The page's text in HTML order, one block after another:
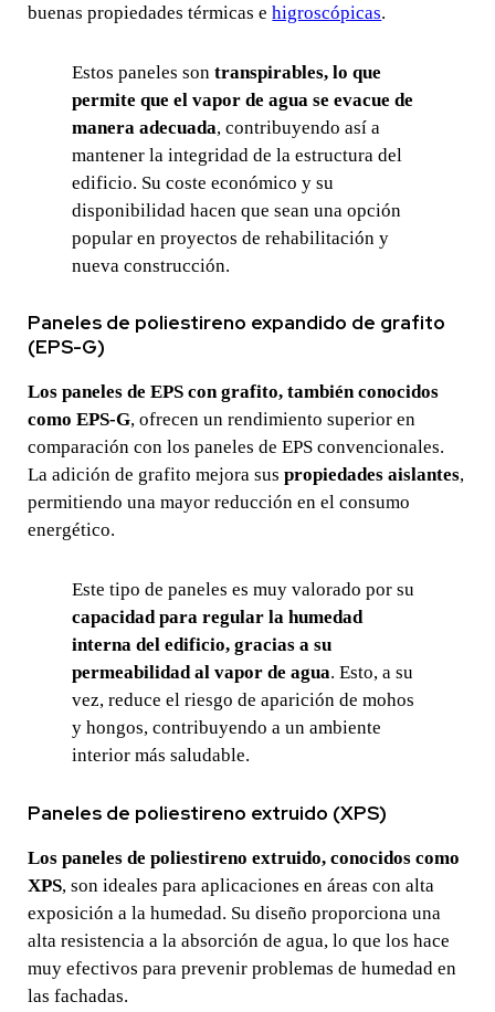
buenas propiedades térmicas ehigroscópicas.
Estos paneles sontranspirables, lo que
permite que el vapor de agua se evacue de
manera adecuada, contribuyendo así a
mantener la integridad de la estructura del
edificio. Su coste económico y su
disponibilidad hacen que sean una opción
popular en proyectos de rehabilitación y
nueva construcción.
Paneles de poliestireno expandido de grafito
(EPS-G)
Los paneles de EPS con grafito, también conocidos
como EPS-G, ofrecen un rendimiento superior en
comparación con los paneles de EPS convencionales.
La adición de grafito mejora suspropiedades aislantes,
permitiendo una mayor reducción en el consumo
energético.
Este tipo de paneles es muy valorado por su
capacidad para regular la humedad
interna del edificio, gracias a su
permeabilidad al vapor de agua. Esto, a su
vez, reduce el riesgo de aparición de mohos
y hongos, contribuyendo a un ambiente
interior más saludable.
Paneles de poliestireno extruido (XPS)
Los paneles de poliestireno extruido, conocidos como
XPS, son ideales para aplicaciones en áreas con alta
exposición a la humedad. Su diseño proporciona una
alta resistencia a la absorción de agua, lo que los hace
muy efectivos para prevenir problemas de humedad en
las fachadas.